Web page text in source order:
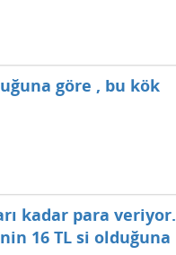
göre , bu kök
kadar para veriyor.
16 TL si olduğuna